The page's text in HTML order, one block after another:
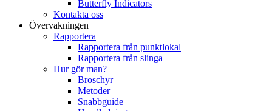
Butterfly Indicators
Kontakta oss
Övervakningen
Rapportera
Rapportera från punktlokal
Rapportera från slinga
Hur gör man?
Broschyr
Metoder
Snabbguide